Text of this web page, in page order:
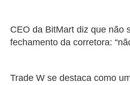
CEO da BitMart diz que não
fechamento da corretora:
Trade W se destaca como